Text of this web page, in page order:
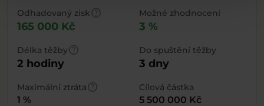
Odhadovaný ziskhelp
165 000 Kč
Možné zhodnocení
3 %
Délka těžbyhelp
2 hodiny
Do spuštění těžby
3 dny
Maximální ztrátahelp
1 %
Cílová částka
5 500 000 Kč